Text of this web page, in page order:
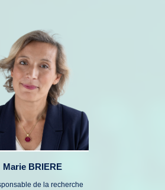
Marie BRIERE
de la recherche